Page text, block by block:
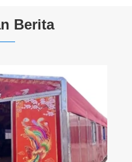
Berita
Berlapik
Di